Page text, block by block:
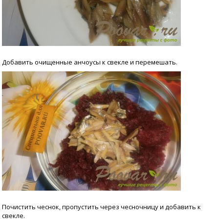
Добавить очищенные анчоусы к свекле и перемешать.
Почистить чеснок, пропустить через чесночницу и добавить к
свекле.